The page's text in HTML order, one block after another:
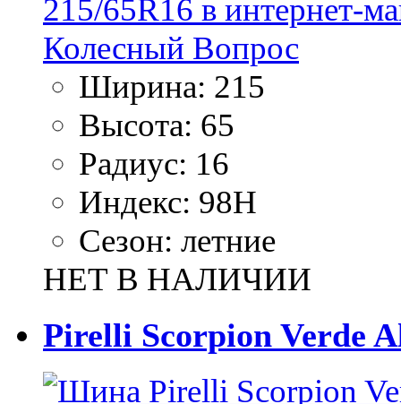
Ширина: 215
Высота: 65
Радиус: 16
Индекс: 98H
Сезон: летние
НЕТ В НАЛИЧИИ
Pirelli Scorpion Verde